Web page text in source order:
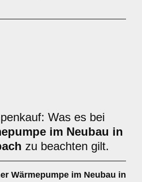
Was es bei
im Neubau in
zu beachten gilt.
Wärmepumpe im Neubau in